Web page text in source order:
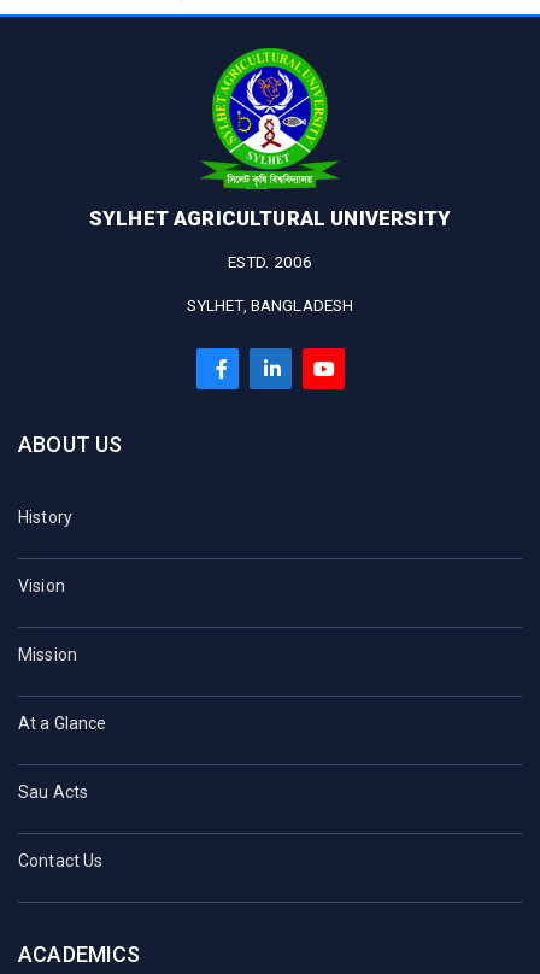
SYLHET AGRICULTURAL UNIVERSITY
ESTD. 2006
SYLHET, BANGLADESH
ABOUT US
History
Vision
Mission
At a Glance
Sau Acts
Contact Us
ACADEMICS